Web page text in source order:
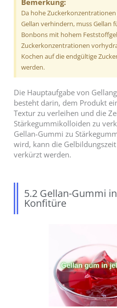
Bemerkung:
Da hohe
Gellan verhindern, muss Gellan
Bonbons mit hohem
Zuckerkonzentrationen
Kochen auf die endgültige
werden.
Die Hauptaufgabe von
besteht darin, dem Produkt
Textur zu verleihen und die
Stärkegummikolloiden zu
Gellan-Gummi zu
wird, kann die
verkürzt werden.
5.2 Gellan-Gummi
Konfitüre